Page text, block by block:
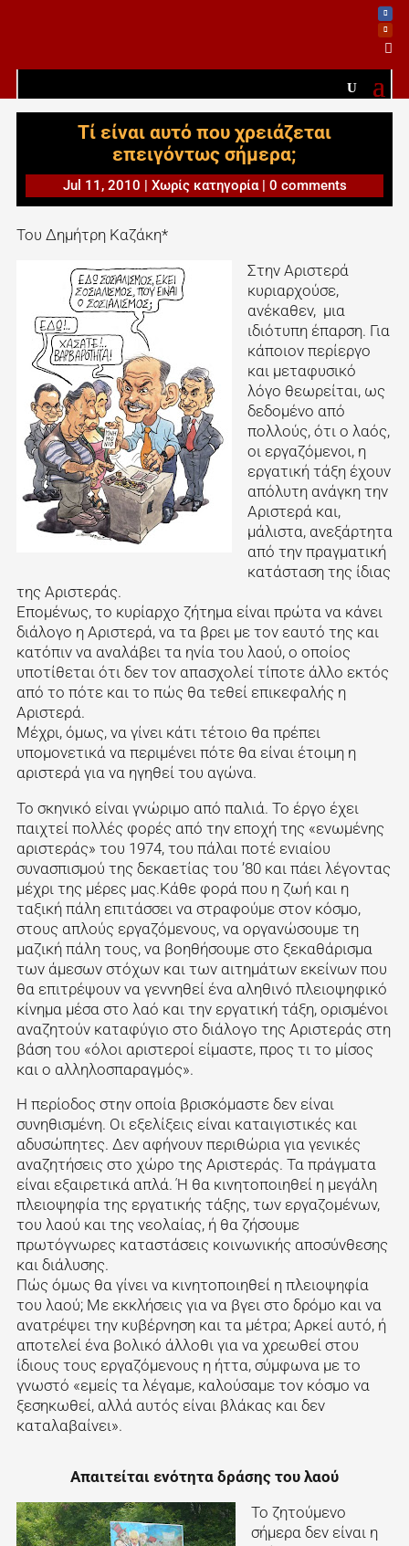

Τί είναι αυτό που χρειάζεται
επειγόντως σήμερα;
Jul 11, 2010 | Χωρίς κατηγορία| 0 comments
Του Δημήτρη Καζάκη*
Στην Αριστερά
κυριαρχούσε,
ανέκαθεν, μια
ιδιότυπη έπαρση. Για
κάποιον περίεργο
και μεταφυσικό
λόγο θεωρείται, ως
δεδομένο από
πολλούς, ότι ο λαός,
οι εργαζόμενοι, η
εργατική τάξη έχουν
απόλυτη ανάγκη την
Αριστερά και,
μάλιστα, ανεξάρτητα
από την πραγματική
κατάσταση της ίδιας
της Αριστεράς.
Επομένως, το κυρίαρχο ζήτημα είναι πρώτα να κάνει
διάλογο η Αριστερά, να τα βρει με τον εαυτό της και
κατόπιν να αναλάβει τα ηνία του λαού, ο οποίος
υποτίθεται ότι δεν τον απασχολεί τίποτε άλλο εκτός
από το πότε και το πώς θα τεθεί επικεφαλής η
Αριστερά.
Μέχρι, όμως, να γίνει κάτι τέτοιο θα πρέπει
υπομονετικά να περιμένει πότε θα είναι έτοιμη η
αριστερά για να ηγηθεί του αγώνα.
Το σκηνικό είναι γνώριμο από παλιά. Το έργο έχει
παιχτεί πολλές φορές από την εποχή της «ενωμένης
αριστεράς» του 1974, του πάλαι ποτέ ενιαίου
συνασπισμού της δεκαετίας του ’80 και πάει λέγοντας
μέχρι της μέρες μας.Κάθε φορά που η ζωή και η
ταξική πάλη επιτάσσει να στραφούμε στον κόσμο,
στους απλούς εργαζόμενους, να οργανώσουμε τη
μαζική πάλη τους, να βοηθήσουμε στο ξεκαθάρισμα
των άμεσων στόχων και των αιτημάτων εκείνων που
θα επιτρέψουν να γεννηθεί ένα αληθινό πλειοψηφικό
κίνημα μέσα στο λαό και την εργατική τάξη, ορισμένοι
αναζητούν καταφύγιο στο διάλογο της Αριστεράς στη
βάση του «όλοι αριστεροί είμαστε, προς τι το μίσος
και ο αλληλοσπαραγμός».
Η περίοδος στην οποία βρισκόμαστε δεν είναι
συνηθισμένη. Οι εξελίξεις είναι καταιγιστικές και
αδυσώπητες. Δεν αφήνουν περιθώρια για γενικές
αναζητήσεις στο χώρο της Αριστεράς. Τα πράγματα
είναι εξαιρετικά απλά. Ή θα κινητοποιηθεί η μεγάλη
πλειοψηφία της εργατικής τάξης, των εργαζομένων,
του λαού και της νεολαίας, ή θα ζήσουμε
πρωτόγνωρες καταστάσεις κοινωνικής αποσύνθεσης
και διάλυσης.
Πώς όμως θα γίνει να κινητοποιηθεί η πλειοψηφία
του λαού; Με εκκλήσεις για να βγει στο δρόμο και να
ανατρέψει την κυβέρνηση και τα μέτρα; Αρκεί αυτό, ή
αποτελεί ένα βολικό άλλοθι για να χρεωθεί στου
ίδιους τους εργαζόμενους η ήττα, σύμφωνα με το
γνωστό «εμείς τα λέγαμε, καλούσαμε τον κόσμο να
ξεσηκωθεί, αλλά αυτός είναι βλάκας και δεν
καταλαβαίνει».
Απαιτείται ενότητα δράσης του λαού
Το ζητούμενο
σήμερα δεν είναι η